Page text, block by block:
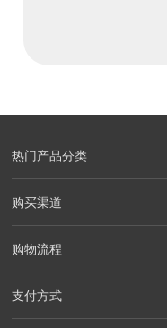
热门产品分类
购买渠道
购物流程
支付方式